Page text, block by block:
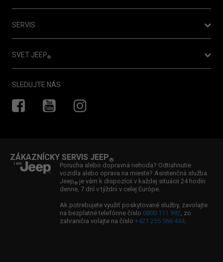
Nový Jeep® Compass je tu!
Jeep®Avenger - dopredaj skladových zásob
Jeep Avenger už aj vo verzii 4xe
Cenníky
Konfigurátor
Testovacia jazda
Cenová ponuka
Vyhľadať predajcu
Kontaktujte nás
SERVIS
Objednať vozidlo do servisu
Vyhľadať servis
Záruka
Asistencia
SVET JEEP®
Novinky
Newsletter
Súťaže
Ambasádorka značky Jeep® : Viktória Forster
Ambasádor značky Jeep®: William Fox Pitt
& Spartan
SLEDUJTE NÁS
ZÁKAZNÍCKY SERVIS JEEP®
Porucha alebo dopravná nehoda? Odtiahnutie
vozidla alebo oprava na mieste? Asistenčná služba
Jeep® je vám k dispozícii v každej situácii 24 hodín
denne, 7 dní v týždni v celej Európe.
Ak potrebujete využiť poskytované služby, zavolajte
na bezplatné telefónne číslo 0800 111 992, zo
zahraničia volajte na číslo +421 255 566 444.